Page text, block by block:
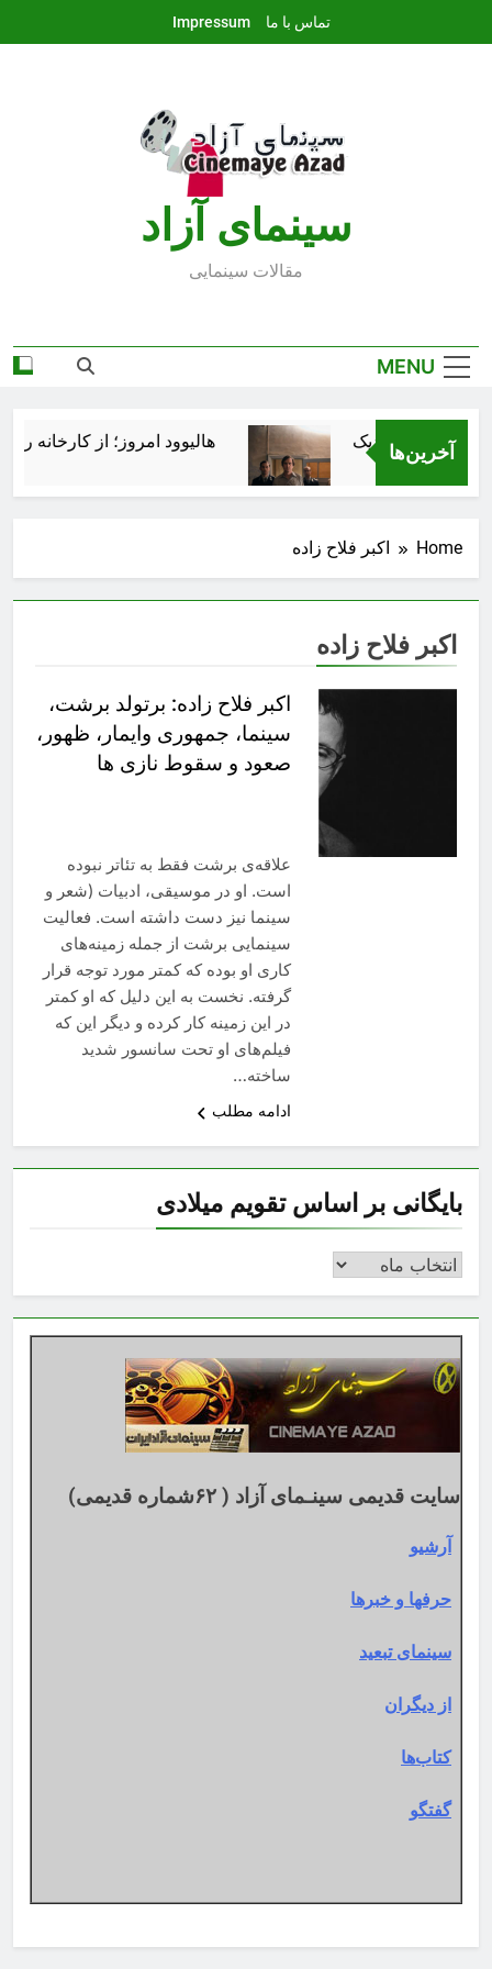
تماس با ما Impressum
سينماى آزاد
مقالات سينمايى
MENU
آخرین‌ها هالیوود امروز؛ از کارخانه
Home اکبر فلاح زاده
اکبر فلاح زاده
اکبر فلاح زاده: برتولد برشت،
سینما، جمهوری وایمار، ظهور،
صعود و سقوط نازی ها
علاقه‌ی برشت فقط به تئا‌تر نبوده
است. او در موسیقی، ادبیات (شعر و
سینما نیز دست داشته است. فعالیت
سینمایی برشت از جمله زمینه‌های
کاری او بوده که کم­تر مورد توجه قرار
گرفته. نخست به این دلیل که او کم­تر
در این زمینه کار کرده و دیگر این که
فیلم‌های او تحت سانسور شدید
ساخته…
ادامه مطلب
بایگانی بر اساس تقویم میلادی
بایگانی
اساس
تقویم
میلادی
سایت قدیمی سینـمای آزاد ( ۶۲شماره قدیمی)
آرشیو
حرفها و خبرها
سینمای تبعید
از دیگران
کتاب‌ها
گفتگو